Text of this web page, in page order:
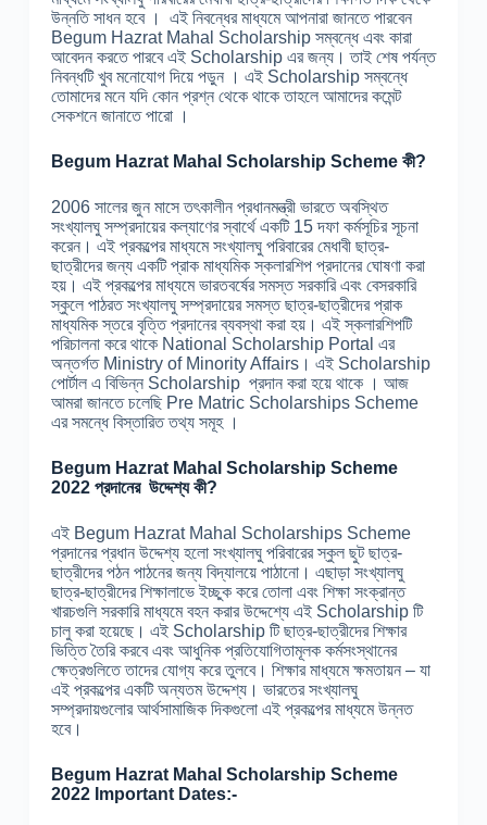
উন্নতি সাধন হবে । এই নিবন্ধের মাধ্যমে আপনারা জানতে পারবেন
Begum Hazrat Mahal Scholarship সম্বন্ধে এবং কারা
আবেদন করতে পারবে এই Scholarship এর জন্য। তাই শেষ পর্যন্ত
নিবন্ধটি খুব মনোযোগ দিয়ে পড়ুন । এই Scholarship সম্বন্ধে
তোমাদের মনে যদি কোন প্রশ্ন থেকে থাকে তাহলে আমাদের কমেন্ট
সেকশনে জানাতে পারো ।
Begum Hazrat Mahal Scholarship Scheme কী?
2006 সালের জুন মাসে তৎকালীন প্রধানমন্ত্রী ভারতে অবস্থিত
সংখ্যালঘু সম্প্রদায়ের কল্যাণের স্বার্থে একটি 15 দফা কর্মসূচির সূচনা
করেন। এই প্রকল্পের মাধ্যমে সংখ্যালঘু পরিবারের মেধাবী ছাত্র-
ছাত্রীদের জন্য একটি প্রাক মাধ্যমিক স্কলারশিপ প্রদানের ঘোষণা করা
হয়। এই প্রকল্পের মাধ্যমে ভারতবর্ষের সমস্ত সরকারি এবং বেসরকারি
স্কুলে পাঠরত সংখ্যালঘু সম্প্রদায়ের সমস্ত ছাত্র-ছাত্রীদের প্রাক
মাধ্যমিক স্তরে বৃত্তি প্রদানের ব্যবস্থা করা হয়। এই স্কলারশিপটি
পরিচালনা করে থাকে National Scholarship Portal এর
অন্তর্গত Ministry of Minority Affairs। এই Scholarship
পোর্টাল এ বিভিন্ন Scholarship প্রদান করা হয়ে থাকে । আজ
আমরা জানতে চলেছি Pre Matric Scholarships Scheme
এর সমন্ধে বিস্তারিত তথ্য সমূহ ।
Begum Hazrat Mahal Scholarship Scheme
2022 প্রদানের উদ্দেশ্য কী?
এই Begum Hazrat Mahal Scholarships Scheme
প্রদানের প্রধান উদ্দেশ্য হলো সংখ্যালঘু পরিবারের স্কুল ছুট ছাত্র-
ছাত্রীদের পঠন পাঠনের জন্য বিদ্যালয়ে পাঠানো। এছাড়া সংখ্যালঘু
ছাত্র-ছাত্রীদের শিক্ষালাভে ইচ্ছুক করে তোলা এবং শিক্ষা সংক্রান্ত
খারচগুলি সরকারি মাধ্যমে বহন করার উদ্দেশ্যে এই Scholarship টি
চালু করা হয়েছে। এই Scholarship টি ছাত্র-ছাত্রীদের শিক্ষার
ভিত্তি তৈরি করবে এবং আধুনিক প্রতিযোগিতামূলক কর্মসংস্থানের
ক্ষেত্রগুলিতে তাদের যোগ্য করে তুলবে। শিক্ষার মাধ্যমে ক্ষমতায়ন – যা
এই প্রকল্পের একটি অন্যতম উদ্দেশ্য। ভারতের সংখ্যালঘু
সম্প্রদায়গুলোর আর্থসামাজিক দিকগুলো এই প্রকল্পের মাধ্যমে উন্নত
হবে।
Begum Hazrat Mahal Scholarship Scheme
2022 Important Dates:-